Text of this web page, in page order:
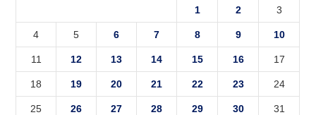
1 2 3
4 5 6 7 8 9 10
11 12 13 14 15 16 17
18 19 20 21 22 23 24
25 26 27 28 29 30
31